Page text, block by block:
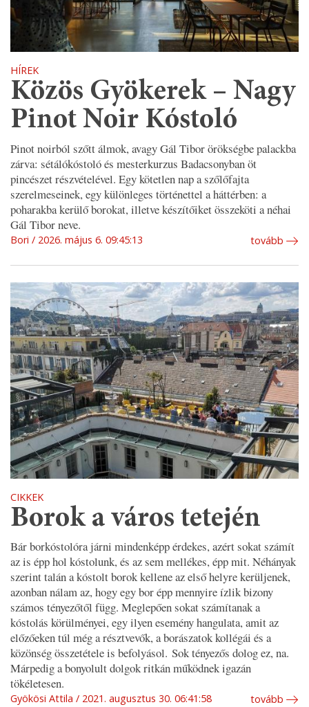
HÍREK
Közös Gyökerek – Nagy
Pinot Noir Kóstoló
Pinot noirból szőtt álmok, avagy Gál Tibor örökségbe palackba
zárva: sétálókóstoló és mesterkurzus Badacsonyban öt
pincészet részvételével. Egy kötetlen nap a szőlőfajta
szerelmeseinek, egy különleges történettel a háttérben: a
poharakba kerülő borokat, illetve készítőiket összeköti a néhai
Gál Tibor neve.
Bori 2026. május 6. 09:45:13 tovább
CIKKEK
Borok a város tetején
Bár borkóstolóra járni mindenképp érdekes, azért sokat számít
az is épp hol kóstolunk, és az sem mellékes, épp mit. Néhányak
szerint talán a kóstolt borok kellene az első helyre kerüljenek,
azonban nálam az, hogy egy bor épp mennyire ízlik bizony
számos tényezőtől függ. Meglepően sokat számítanak a
kóstolás körülményei, egy ilyen esemény hangulata, amit az
előzőeken túl még a résztvevők, a borászatok kollégái és a
közönség összetétele is befolyásol. Sok tényezős dolog ez, na.
Márpedig a bonyolult dolgok ritkán működnek igazán
tökéletesen.
Gyökösi Attila 2021. augusztus 30. 06:41:58 tovább